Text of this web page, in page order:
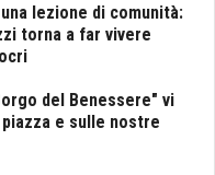
lezione di comunità:
torna a far vivere
del Benessere" vi
e sulle nostre